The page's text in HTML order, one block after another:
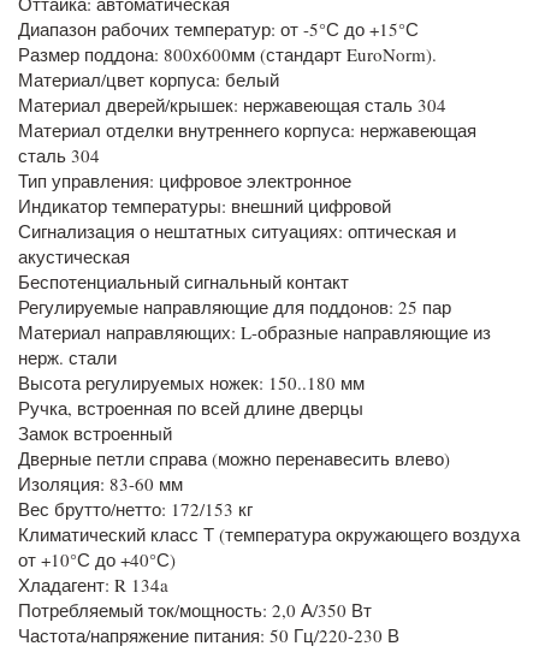
Диапазон рабочих температур: от -5°С до +15°С
Размер поддона: 800х600мм (стандарт EuroNorm).
Материал/цвет корпуса: белый
Материал дверей/крышек: нержавеющая сталь 304
Материал отделки внутреннего корпуса: нержавеющая
сталь 304
Тип управления: цифровое электронное
Индикатор температуры: внешний цифровой
Сигнализация о нештатных ситуациях: оптическая и
акустическая
Беспотенциальный сигнальный контакт
Регулируемые направляющие для поддонов: 25 пар
Материал направляющих: L-образные направляющие из
нерж. стали
Высота регулируемых ножек: 150..180 мм
Ручка, встроенная по всей длине дверцы
Замок встроенный
Дверные петли справа (можно перенавесить влево)
Изоляция: 83-60 мм
Вес брутто/нетто: 172/153 кг
Климатический класс Т (температура окружающего воздуха
от +10°С до +40°С)
Хладагент: R 134a
Потребляемый ток/мощность: 2,0 А/350 Вт
Частота/напряжение питания: 50 Гц/220-230 В